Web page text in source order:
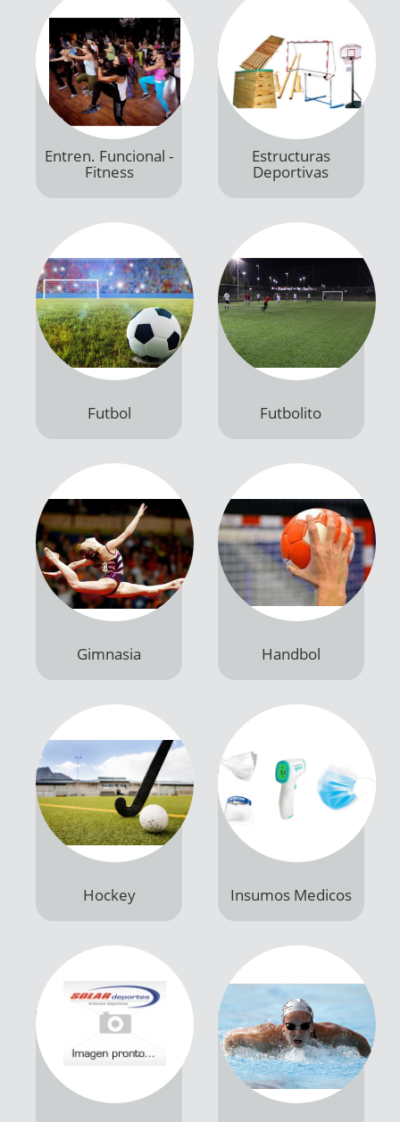
Entren. Funcional -
Fitness
Estructuras
Deportivas
Productos
Futbol
Productos
Futbolito
Productos
Gimnasia
Productos
Handbol
Productos
Hockey
Productos
Insumos Medicos
Productos Productos
Natacion